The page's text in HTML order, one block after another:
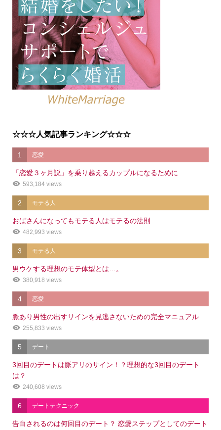
☆☆☆人気記事ランキング☆☆☆
1 恋愛
「恋愛３ヶ月説」を乗り越えるカップルになるために
593,184 views
2 モテる人
おばさんになってもモテる人はモテるの法則
482,993 views
3 モテる人
男ウケする理想のモテ体型とは…。
380,918 views
4 恋愛
脈あり男性の出すサインを見逃さないための完全マニュアル
255,833 views
5 デート
3回目のデートは脈アリのサイン！？理想的な3回目のデート
は？
240,608 views
6 デートテクニック
告白されるのは何回目のデート？ 恋愛ステップとしてのデート